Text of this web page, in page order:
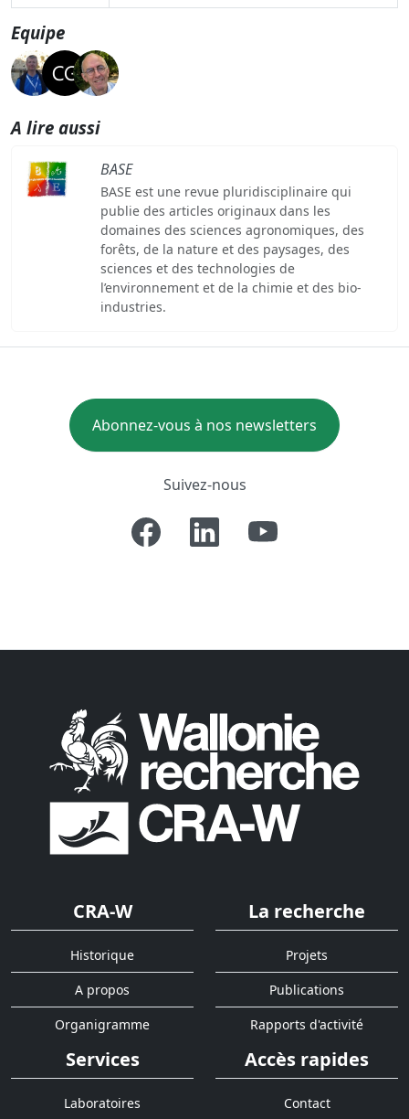
Equipe
A lire aussi
BASE
BASE est une revue pluridisciplinaire qui
publie des articles originaux dans les
domaines des sciences agronomiques, des
forêts, de la nature et des paysages, des
sciences et des technologies de
l’environnement et de la chimie et des bio-
industries.
Abonnez-vous à nos newsletters
Suivez-nous
CRA-W
Historique
A propos
Organigramme
La recherche
Projets
Publications
Rapports d'activité
Services
Laboratoires
Accès rapides
Contact